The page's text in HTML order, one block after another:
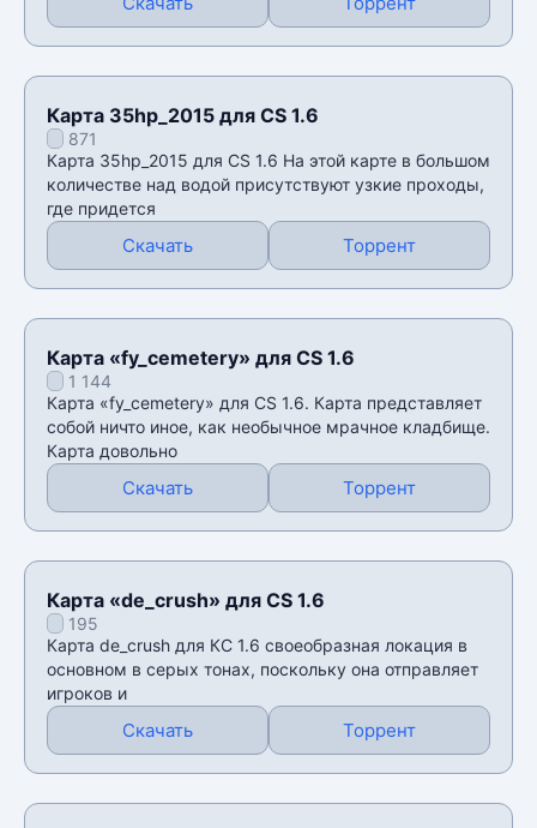
Карта 35hp_2015 для CS 1.6
871
Карта 35hp_2015 для CS 1.6 На этой карте в большом
количестве над водой присутствуют узкие проходы,
где придется
Скачать Торрент
Карта «fy_cemetery» для CS 1.6
1 144
Карта «fy_cemetery» для CS 1.6. Карта представляет
собой ничто иное, как необычное мрачное кладбище.
Карта довольно
Скачать Торрент
Карта «de_crush» для CS 1.6
195
Карта de_crush для КС 1.6 своеобразная локация в
основном в серых тонах, поскольку она отправляет
игроков и
Скачать Торрент